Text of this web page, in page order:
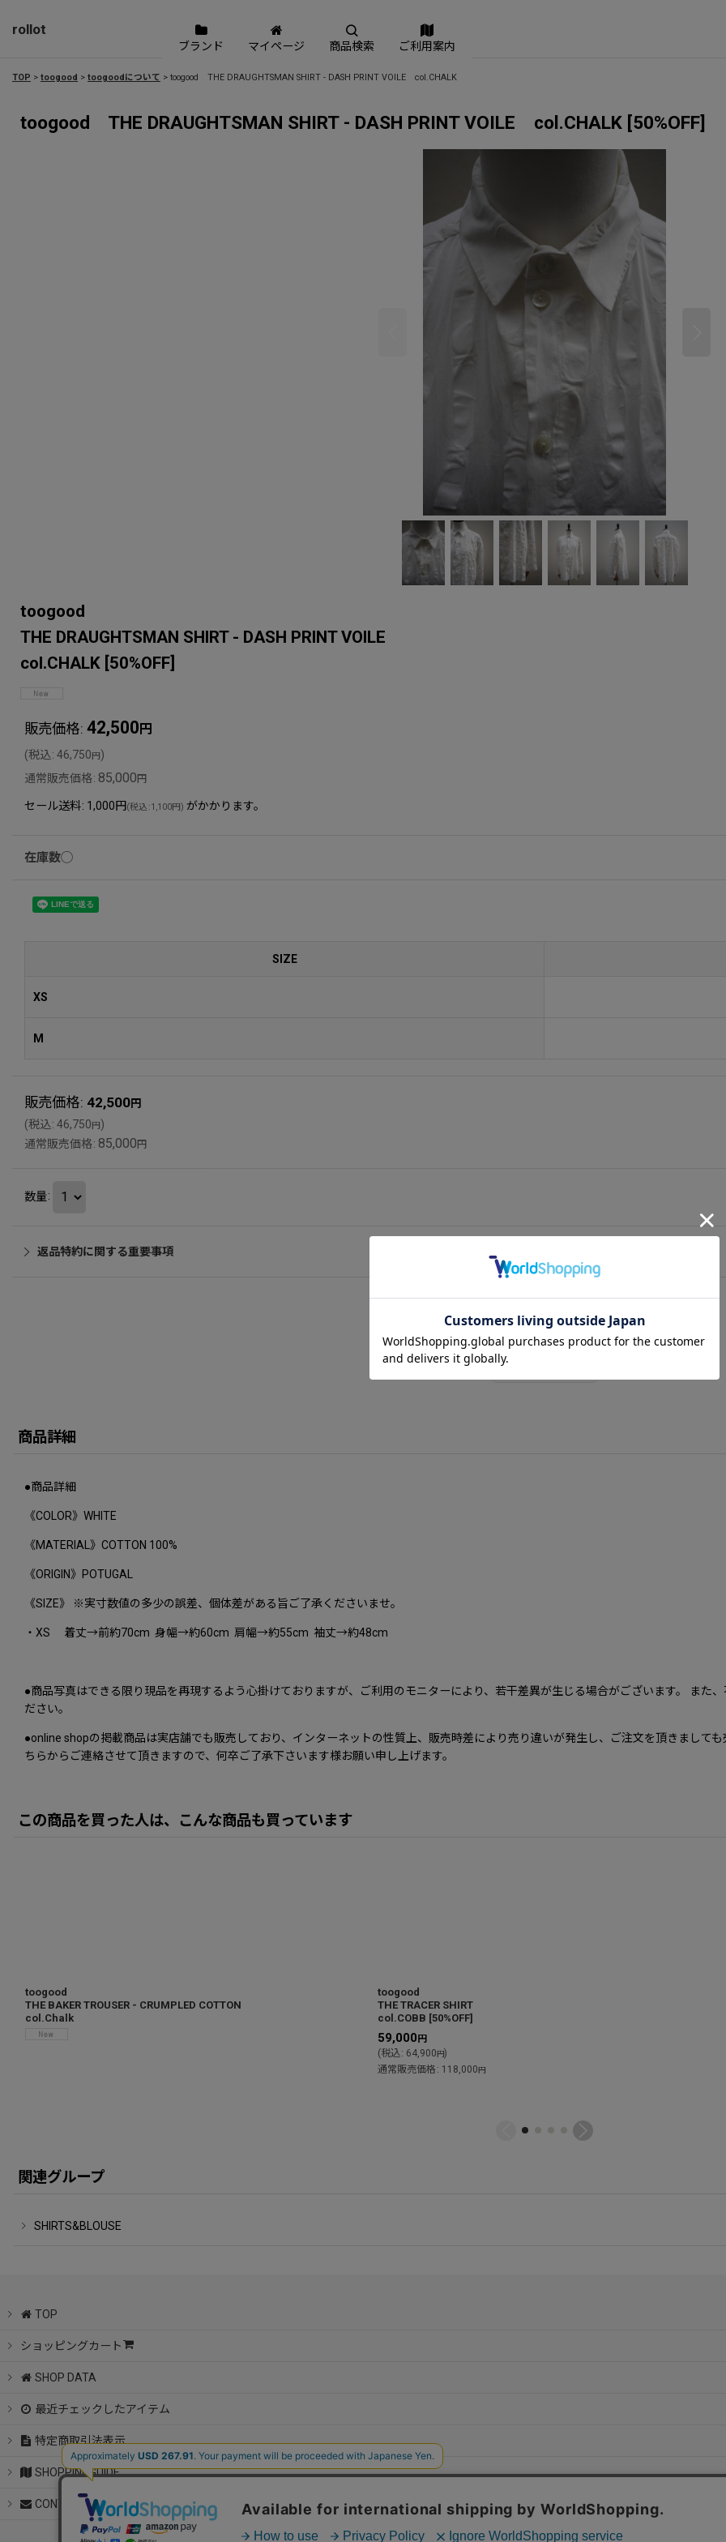
rollot
ブランド マイページ 商品検索 ご利用案内
TOP > toogood > toogoodについて > toogood THE DRAUGHTSMAN SHIRT - DASH PRINT VOILE col.CHALK
toogood THE DRAUGHTSMAN SHIRT - DASH PRINT VOILE col.CHALK [50%OFF]
toogood
THE DRAUGHTSMAN SHIRT - DASH PRINT VOILE
col.CHALK [50%OFF]
販売価格: 42,500 円
(税込: 46,750円)
通常販売価格: 85,000円
セール送料: 1,000円(税込 :1,100円) がかかります。
在庫数◯
SIZE
XS
M
販売価格: 42,500円
(税込: 46,750円)
通常販売価格: 85,000円
数量:
返品特約に関する重要事項
カートに入れる
商品詳細
●商品詳細
《COLOR》WHITE
《MATERIAL》COTTON 100%
《ORIGIN》POTUGAL
《SIZE》 ※実寸数値の多少の誤差、個体差がある旨ご了承くださいませ。
・XS 着丈→前約70cm 身幅→約60cm 肩幅→約55cm 袖丈→約48cm
●商品写真はできる限り現品を再現するよう心掛けておりますが、ご利用のモニターにより、若干差異が生じる場合がございます。 また
ださい。
●online shopの掲載商品は実店舗でも販売しており、インターネットの性質上、販売時差により売り違いが発生し、ご注文を頂きまして
ちらからご連絡させて頂きますので、何卒ご了承下さいます様お願い申し上げます。
この商品を買った人は、こんな商品も買っています
toogood
THE BAKER TROUSER - CRUMPLED COTTON
col.Chalk
toogood
THE TRACER SHIRT
col.COBB [50%OFF]
59,000円
(税込: 64,900円)
通常販売価格 : 118,000円
関連グループ
SHIRTS&BLOUSE
TOP
ショッピングカート
SHOP DATA
最近チェックしたアイテム
特定商取引法表示
SHOPPINGGUIDE
CONTACT